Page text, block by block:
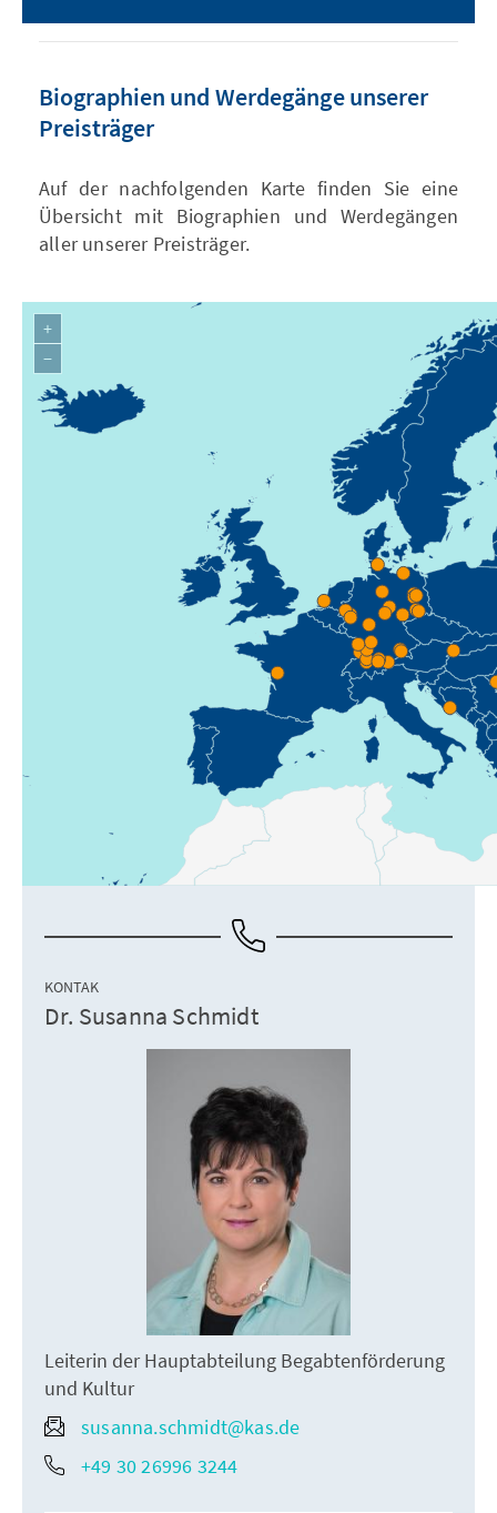
Biographien und Werdegänge unserer
Preisträger
Auf der nachfolgenden Karte finden Sie eine
Übersicht mit Biographien und Werdegängen
aller unserer Preisträger.
+
−
KONTAK
Dr. Susanna Schmidt
Leiterin der Hauptabteilung Begabtenförderung
und Kultur
susanna.schmidt@kas.de
+49 30 26996 3244